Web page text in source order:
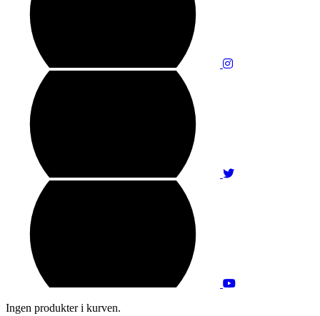
Ingen produkter i kurven.